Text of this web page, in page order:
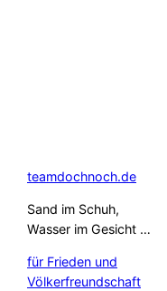
teamdochnoch.de
Sand im Schuh,
Wasser im Gesicht …
für Frieden und
Völkerfreundschaft